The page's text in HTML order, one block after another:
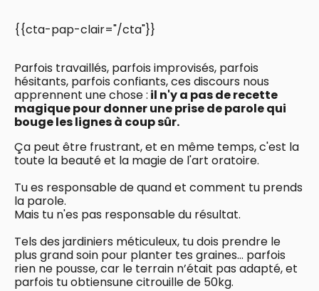
{{cta-pap-clair="/cta"}}
Parfois travaillés, parfois improvisés, parfois
hésitants, parfois confiants, ces discours nous
apprennent une chose : il n'y a pas de recette
magique pour donner une prise de parole qui
bouge les lignes à coup sûr.
Ça peut être frustrant, et en même temps, c'est la
toute la beauté et la magie de l'art oratoire.
Tu es responsable de quand et comment tu prends
la parole.
Mais tu n'es pas responsable du résultat.
Tels des jardiniers méticuleux, tu dois prendre le
plus grand soin pour planter tes graines... parfois
rien ne pousse, car le terrain n’était pas adapté, et
parfois tu obtiensune citrouille de 50kg.